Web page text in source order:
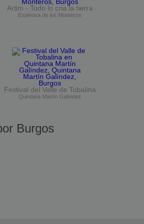
Artim - Todo lo cria la tierra
Espinosa de los Monteros
Festival del Valle de Tobalina
Quintana Martín Galíndez
Burgos